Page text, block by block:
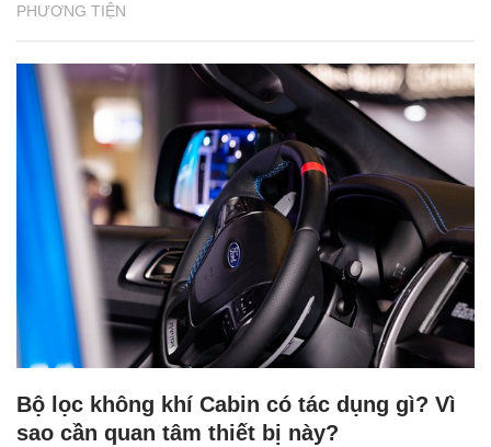
PHƯƠNG TIỆN
Bộ lọc không khí Cabin có tác dụng gì? Vì
sao cần quan tâm thiết bị này?